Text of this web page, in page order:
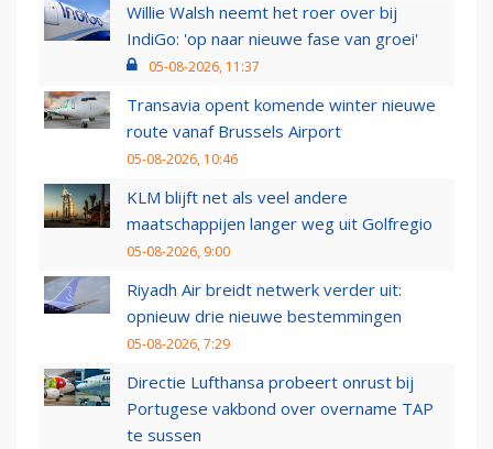
Willie Walsh neemt het roer over bij
IndiGo: 'op naar nieuwe fase van groei'
05-08-2026, 11:37
Transavia opent komende winter nieuwe
route vanaf Brussels Airport
05-08-2026, 10:46
KLM blijft net als veel andere
maatschappijen langer weg uit Golfregio
05-08-2026, 9:00
Riyadh Air breidt netwerk verder uit:
opnieuw drie nieuwe bestemmingen
05-08-2026, 7:29
Directie Lufthansa probeert onrust bij
Portugese vakbond over overname TAP
te sussen